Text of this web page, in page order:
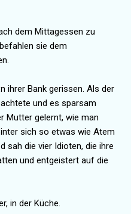
dem Mittagessen zu
sie dem
ihrer Bank gerissen. Als der
und es sparsam
Mutter gelernt, wie man
sich so etwas wie Atem
sah die vier Idioten, die ihre
und entgeistert auf die
in der Küche.